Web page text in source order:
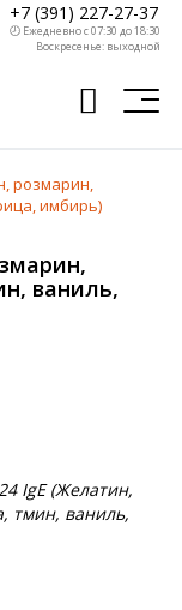
+7 (391) 227-27-37
🕗 Ежедневно с 07:30 до 18:30
Воскресенье: выходной
розмарин,
имбирь)
ваниль,
IgE (Желатин,
тмин, ваниль,